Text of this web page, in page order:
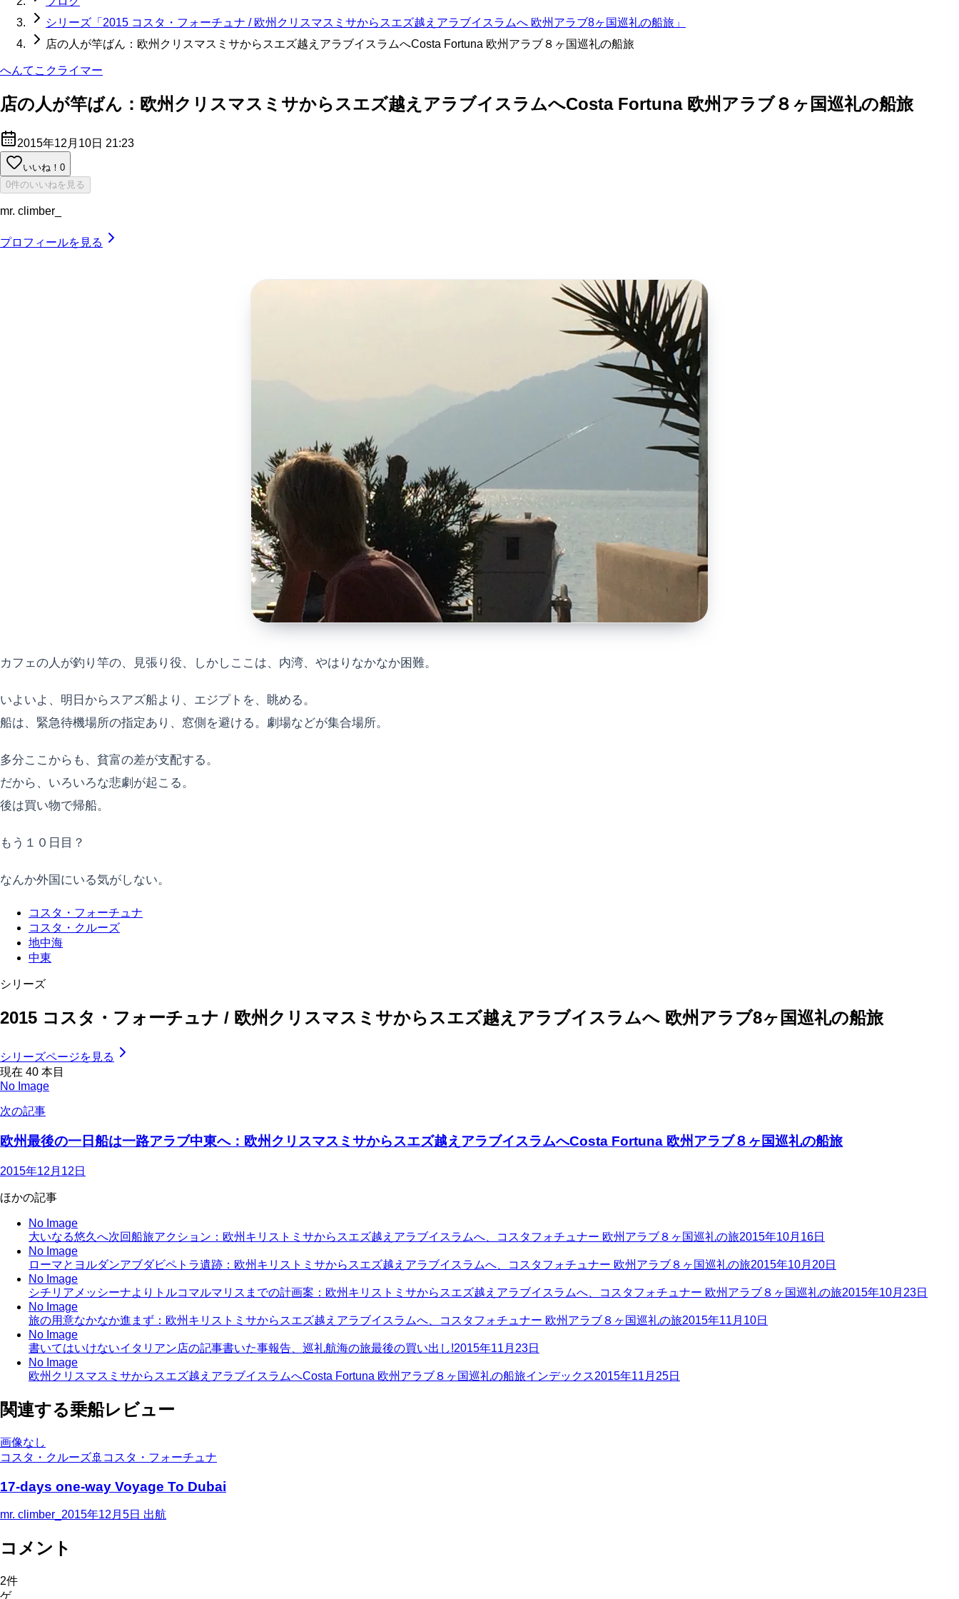
シリーズ「2015 コスタ・フォーチュナ / 欧州クリスマスミサからスエズ越えアラブイスラムへ 欧州アラブ8ヶ国巡礼の船旅」
店の人が竿ばん：欧州クリスマスミサからスエズ越えアラブイスラムへCosta Fortuna 欧州アラブ８ヶ国巡礼の船旅
へんてこクライマー
店の人が竿ばん：欧州クリスマスミサからスエズ越えアラブイスラムへCosta Fortuna 欧州アラブ８ヶ国巡礼の船旅
2015年12月10日 21:23
いいね！ 0
0件のいいねを見る
mr. climber_
プロフィールを見る
カフェの人が釣り竿の、見張り役、しかしここは、内湾、やはりなかなか困難。
いよいよ、明日からスアズ船より、エジプトを、眺める。
船は、緊急待機場所の指定あり、窓側を避ける。劇場などが集合場所。
多分ここからも、貧富の差が支配する。
だから、いろいろな悲劇が起こる。
後は買い物で帰船。
もう１０日目？
なんか外国にいる気がしない。
コスタ・フォーチュナ
コスタ・クルーズ
地中海
中東
シリーズ
2015 コスタ・フォーチュナ / 欧州クリスマスミサからスエズ越えアラブイスラムへ 欧州アラブ8ヶ国巡礼の船旅
シリーズページを見る
現在 40 本目
No Image
次の記事
欧州最後の一日船は一路アラブ中東へ：欧州クリスマスミサからスエズ越えアラブイスラムへCosta Fortuna 欧州アラブ８ヶ国巡礼の船旅
2015年12月12日
ほかの記事
No Image
大いなる悠久へ次回船旅アクション：欧州キリストミサからスエズ越えアラブイスラムへ、コスタフォチュナー 欧州アラブ８ヶ国巡礼の旅2015年10月16日
No Image
ローマとヨルダンアブダビペトラ遺跡：欧州キリストミサからスエズ越えアラブイスラムへ、コスタフォチュナー 欧州アラブ８ヶ国巡礼の旅2015年10月20日
No Image
シチリアメッシーナよりトルコマルマリスまでの計画案：欧州キリストミサからスエズ越えアラブイスラムへ、コスタフォチュナー 欧州アラブ８ヶ国巡礼の旅2015年10月23日
No Image
旅の用意なかなか進まず：欧州キリストミサからスエズ越えアラブイスラムへ、コスタフォチュナー 欧州アラブ８ヶ国巡礼の旅2015年11月10日
No Image
書いてはいけないイタリアン店の記事書いた事報告、巡礼航海の旅最後の買い出し!2015年11月23日
No Image
欧州クリスマスミサからスエズ越えアラブイスラムへCosta Fortuna 欧州アラブ８ヶ国巡礼の船旅インデックス2015年11月25日
関連する乗船レビュー
画像なし
コスタ・クルーズ🚢 コスタ・フォーチュナ
17-days one-way Voyage To Dubai
mr. climber_ 2015年12月5日 出航
コメント
2件
ゲ